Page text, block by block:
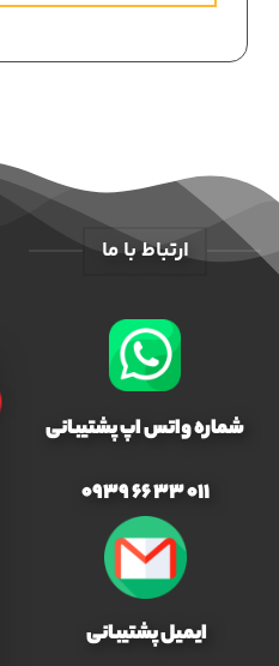
ارتباط با ما
شماره واتس اپ پشتیبانی
011 33 66 0939
ایمیل پشتیبانی